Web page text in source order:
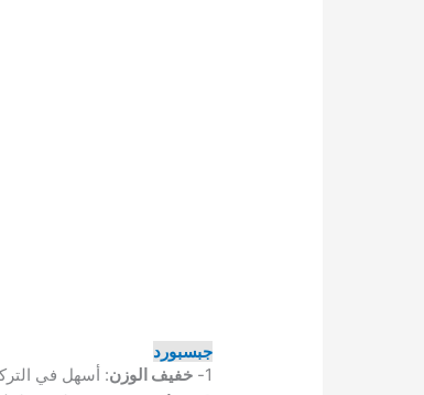
جبسبورد
1-
خفيف الوزن: أسهل في